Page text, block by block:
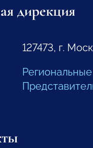
дирекция
127473, г.